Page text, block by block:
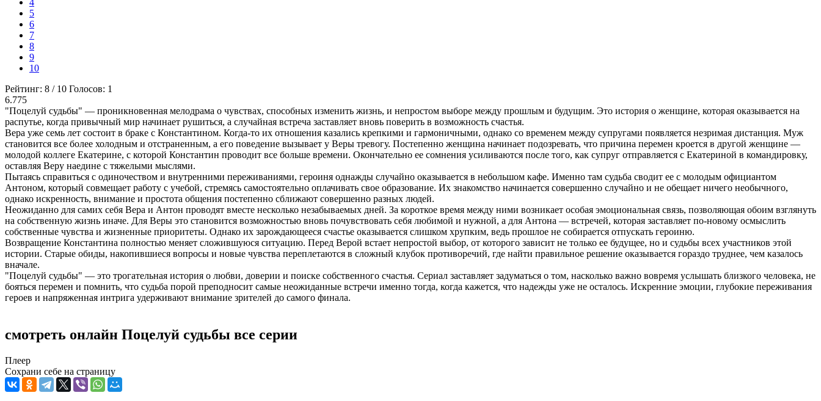
4
5
6
7
8
9
10
Рейтинг: 8 / 10 Голосов: 1
6.775
"Поцелуй судьбы" — проникновенная мелодрама о чувствах, способных изменить жизнь, и непростом выборе между прошлым и будущим. Это история о женщине, которая оказывается на
распутье, когда привычный мир начинает рушиться, а случайная встреча заставляет вновь поверить в возможность счастья.
Вера уже семь лет состоит в браке с Константином. Когда-то их отношения казались крепкими и гармоничными, однако со временем между супругами появляется незримая дистанция. Муж
становится все более холодным и отстраненным, а его поведение вызывает у Веры тревогу. Постепенно женщина начинает подозревать, что причина перемен кроется в другой женщине —
молодой коллеге Екатерине, с которой Константин проводит все больше времени. Окончательно ее сомнения усиливаются после того, как супруг отправляется с Екатериной в командировку,
оставляя Веру наедине с тяжелыми мыслями.
Пытаясь справиться с одиночеством и внутренними переживаниями, героиня однажды случайно оказывается в небольшом кафе. Именно там судьба сводит ее с молодым официантом
Антоном, который совмещает работу с учебой, стремясь самостоятельно оплачивать свое образование. Их знакомство начинается совершенно случайно и не обещает ничего необычного,
однако искренность, внимание и простота общения постепенно сближают совершенно разных людей.
Неожиданно для самих себя Вера и Антон проводят вместе несколько незабываемых дней. За короткое время между ними возникает особая эмоциональная связь, позволяющая обоим взглянуть
на собственную жизнь иначе. Для Веры это становится возможностью вновь почувствовать себя любимой и нужной, а для Антона — встречей, которая заставляет по-новому осмыслить
собственные чувства и жизненные приоритеты. Однако их зарождающееся счастье оказывается слишком хрупким, ведь прошлое не собирается отпускать героиню.
Возвращение Константина полностью меняет сложившуюся ситуацию. Перед Верой встает непростой выбор, от которого зависит не только ее будущее, но и судьбы всех участников этой
истории. Старые обиды, накопившиеся вопросы и новые чувства переплетаются в сложный клубок противоречий, где найти правильное решение оказывается гораздо труднее, чем казалось
вначале.
"Поцелуй судьбы" — это трогательная история о любви, доверии и поиске собственного счастья. Сериал заставляет задуматься о том, насколько важно вовремя услышать близкого человека, не
бояться перемен и помнить, что судьба порой преподносит самые неожиданные встречи именно тогда, когда кажется, что надежды уже не осталось. Искренние эмоции, глубокие переживания
героев и напряженная интрига удерживают внимание зрителей до самого финала.
смотреть онлайн Поцелуй судьбы все серии
Плеер
Сохрани себе на страницу